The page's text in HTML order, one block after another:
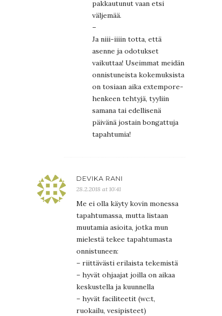
pakkautunut vaan etsi
väljemää.
–
Ja niii-iiiin totta, että
asenne ja odotukset
vaikuttaa! Useimmat meidän
onnistuneista kokemuksista
on tosiaan aika extempore-
henkeen tehtyjä, tyyliin
samana tai edellisenä
päivänä jostain bongattuja
tapahtumia!
DEVIKA RANI
28.2.2018 at 10:41
Me ei olla käyty kovin monessa
tapahtumassa, mutta listaan
muutamia asioita, jotka mun
mielestä tekee tapahtumasta
onnistuneen:
– riittävästi erilaista tekemistä
– hyvät ohjaajat joilla on aikaa
keskustella ja kuunnella
– hyvät faciliteetit (wc:t,
ruokailu, vesipisteet)